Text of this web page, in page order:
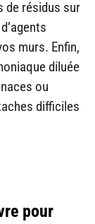
de résidus sur
murs. Enfin,
diluée
ou
difficiles
pour